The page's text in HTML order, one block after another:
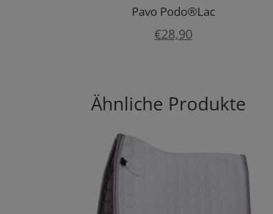
Pavo Podo®Lac
€28,90
Ähnliche Produkte